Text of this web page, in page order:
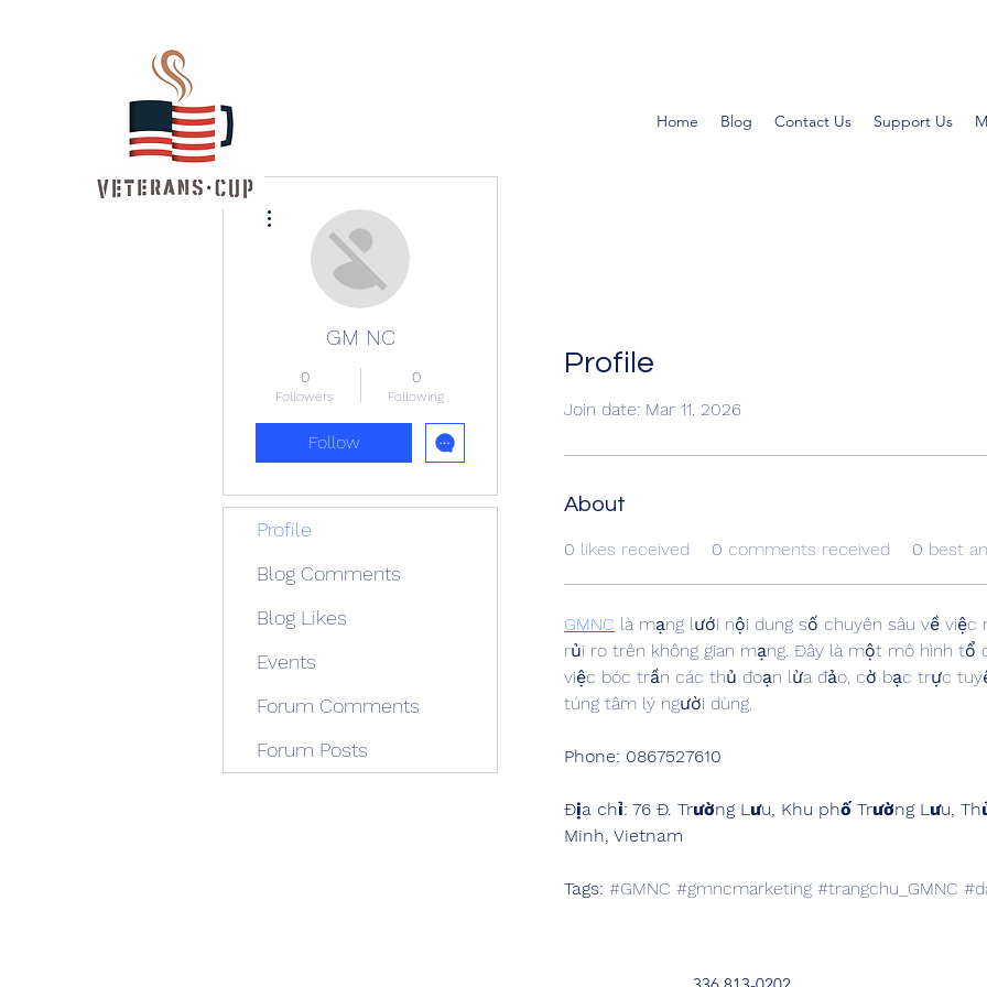
Home Blog Contact Us Support Us
Profile
Join date: Mar 11, 2026
About
0 likes received 0 comments received 0 best
GMNC là mạng lưới nội dung số chuyên sâu về việc
rủi ro trên không gian mạng. Đây là một mô hình tổ
việc bóc trần các thủ đoạn lừa đảo, cờ bạc trực
túng tâm lý người dùng.
Phone: 0867527610
Địa chỉ: 76 Đ. Trường Lưu, Khu phố Trường Lưu,
Minh, Vietnam
Tags: #GMNC #gmncmarketing #trangchu_GMNC
GM NC
0
Followers
0
Following
Follow
Profile
Blog Comments
Blog Likes
Events
Forum Comments
Forum Posts